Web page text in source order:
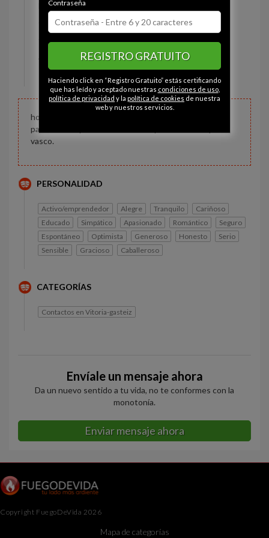
Estado civil:
Ojos: Marrón
179 cm
Peso: 72 kg
hola me gustaría tener la suerte de conocer a chicas
para ... si compromiso u ocasional por la zona del pais
vasco.
PERSONALIDAD
Activo/emprendedor Alegre Tranquilo
Cariñoso
Educado
Simpático Apasionado Romántico
Seguro
Espontáneo
Optimista Generoso Honesto
Serio
Sensible
Gracioso Caballeroso
CATEGORÍAS
Contactos en Vitoria-gasteiz
Envíale un mensaje ahora
Da un nuevo sentido a tu vida, no te conformes con la
monotonía.
Enviar mensaje ahora
Contraseña
REGISTRO GRATUITO
Haciendo click en “Registro Gratuito” estás certificando
que has leído y aceptado nuestras condiciones de uso,
política de privacidad y la política de cookies de nuestra
web y nuestros servicios.
Copyright FuegoDeVida 2026
Mapa de categorías